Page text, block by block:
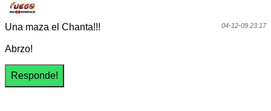
04-12-09 23:17
Una maza el Chanta!!!
Abrzo!